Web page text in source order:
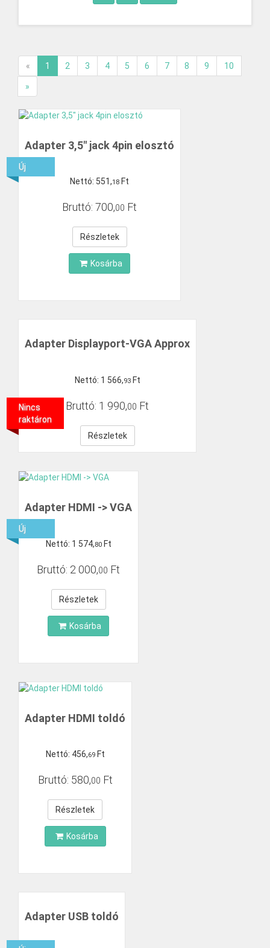
« 1 2 3 4 5 6 7 8 9 10
»
Adapter 3,5" jack 4pin elosztó
Nettó: 551,18 Ft
Bruttó: 700,00 Ft
Részletek
Kosárba
Új
Adapter Displayport-VGA Approx
Nettó: 1 566,93 Ft
Bruttó: 1 990,00 Ft
Részletek
Nincs
raktáron
Adapter HDMI -> VGA
Nettó: 1 574,80 Ft
Bruttó: 2 000,00 Ft
Részletek
Kosárba
Új
Adapter HDMI toldó
Nettó: 456,69 Ft
Bruttó: 580,00 Ft
Részletek
Kosárba
Adapter USB toldó